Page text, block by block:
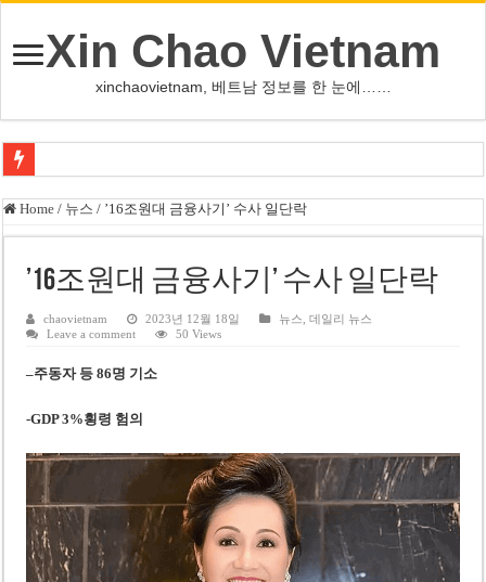
Xin Chao Vietnam
xinchaovietnam, 베트남 정보를 한 눈에……
사우디·튀르키예·파키스탄, 메카서 공동방위조약 체결
오픈AI, 차세대 AI ‘아스트라’ 출시 연기…사이버공격 위험 우려
인천서 10대 아들, 말다툼 중 어머니 흉기 살해
글로벌 정유시설 차질 속 K-정유, 에너지 안보 핵심 자산으로 재부상
美 법원, 리플렉팅 풀 훼손 용의자 공소기각…트럼프 ‘재고’ 촉구
태국 명문학교 총기난사…중학생, 교직원 등 최소 7명 살해
카자흐스탄 거점 보이스피싱 조직원 4명 추가 구속
사우디·튀르키예·파키스탄, 메카 공동방위조약 체결…수니파 안보동맹 출범
우크라이나 ’40일 압박 작전’ 성과와 한계
Home / 뉴스 / ’16조원대 금융사기’ 수사 일단락
’16조원대 금융사기’ 수사 일단락
chaovietnam 2023년 12월 18일 뉴스 ,데일리 뉴스
Leave a comment
50 Views
–주동자 등 86명 기소
-GDP 3%횡령 험의